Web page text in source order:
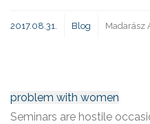
2017.08.31. Blog Madarász
problem with women
Seminars are hostile